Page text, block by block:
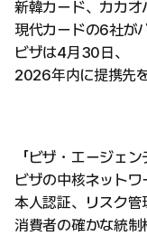
新韓カード、カカオ
現代カードの6社が
ビザは4月30日、
2026年内に提携先
「ビザ・エージェ
ビザの中核ネットワ
本人認証、リスク管
消費者の確かな統制